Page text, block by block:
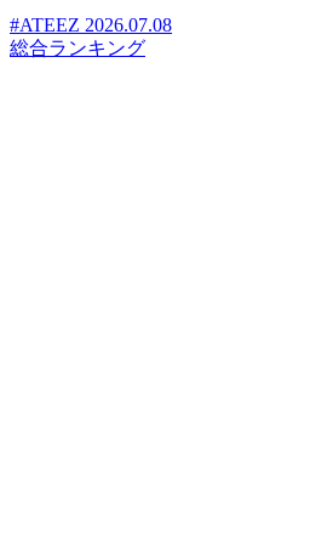
#ATEEZ 2026.07.08
総合ランキング